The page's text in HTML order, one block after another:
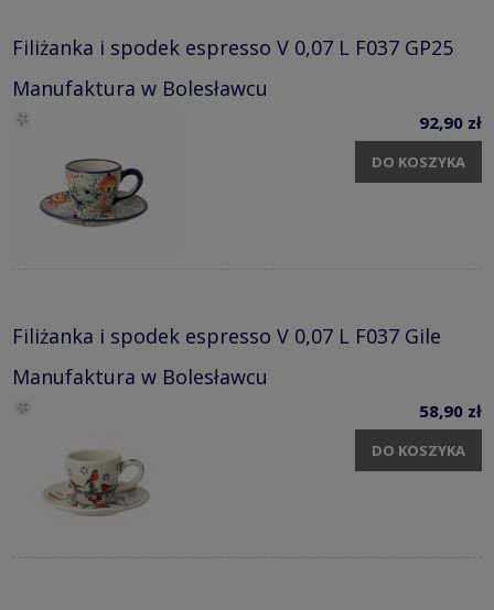
Filiżanka i spodek espresso V 0,07 L F037 GP25
Manufaktura w Bolesławcu
92,90 zł
DO KOSZYKA
Filiżanka i spodek espresso V 0,07 L F037 Gile
Manufaktura w Bolesławcu
58,90 zł
DO KOSZYKA